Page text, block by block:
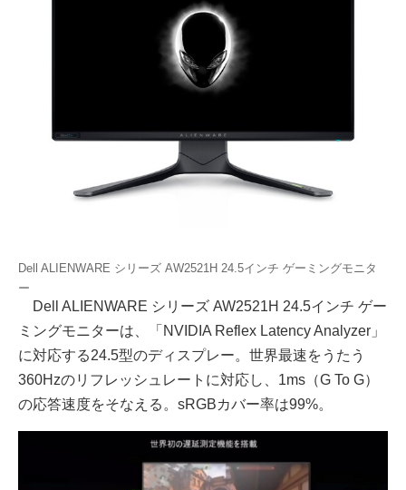
Dell ALIENWARE シリーズ AW2521H 24.5インチ ゲーミングモニタ
ー
Dell ALIENWARE シリーズ AW2521H 24.5インチ ゲー
ミングモニターは、「NVIDIA Reflex Latency Analyzer」
に対応する24.5型のディスプレー。世界最速をうたう
360Hzのリフレッシュレートに対応し、1ms（G To G）
の応答速度をそなえる。sRGBカバー率は99%。